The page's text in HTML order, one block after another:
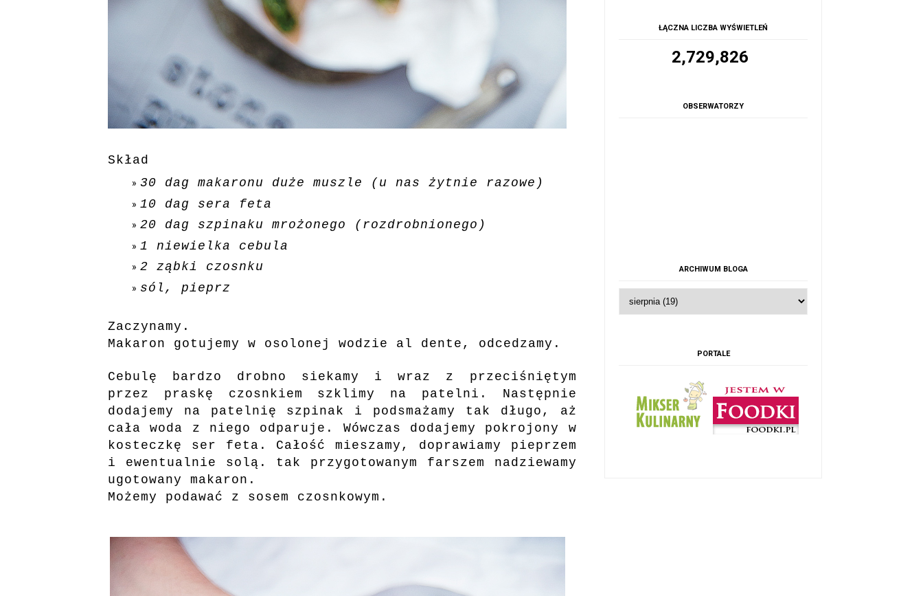
Skład
30 dag makaronu duże muszle (u nas żytnie razowe)
10 dag sera feta
20 dag szpinaku mrożonego (rozdrobnionego)
1 niewielka cebula
2 ząbki czosnku
sól, pieprz
Zaczynamy.
Makaron gotujemy w osolonej wodzie al dente, odcedzamy.
Cebulę bardzo drobno siekamy i wraz z przeciśniętym
przez praskę czosnkiem szklimy na patelni. Następnie
dodajemy na patelnię szpinak i podsmażamy tak długo, aż
cała woda z niego odparuje. Wówczas dodajemy pokrojony w
kosteczkę ser feta. Całość mieszamy, doprawiamy pieprzem
i ewentualnie solą. tak przygotowanym farszem nadziewamy
ugotowany makaron.
Możemy podawać z sosem czosnkowym.
ŁĄCZNA LICZBA WYŚWIETLEŃ
2,729,826
OBSERWATORZY
ARCHIWUM BLOGA
PORTALE